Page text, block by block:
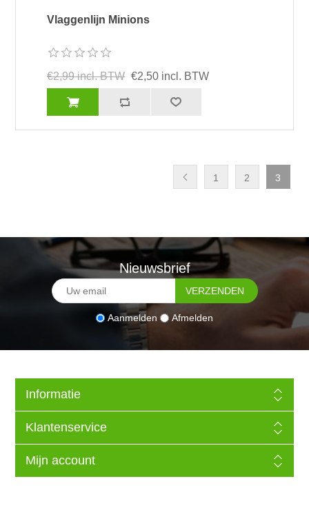
Vlaggenlijn Minions
€2,99 incl. BTW €2,50 incl. BTW
1 2 3
Nieuwsbrief
Aanmelden Afmelden
Informatie
Klantenservice
Mijn account